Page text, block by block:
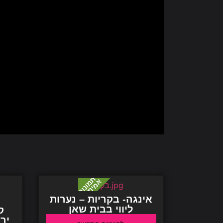
אינגה- בקריות – נערות
ליווי בבית שאן